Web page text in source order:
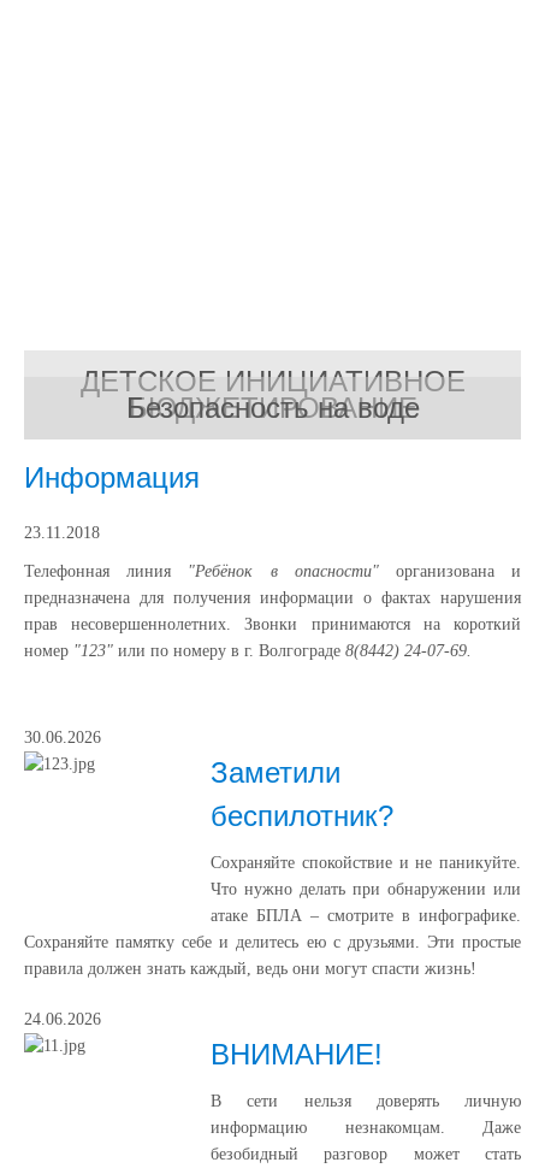
ДЕТСКОЕ ИНИЦИАТИВНОЕ
БЮДЖЕТИРОВАНИЕ
Безопасность на воде
Информация
23.11.2018
Телефонная линия "Ребёнок в опасности"организована и
предназначена для получения информации о фактах нарушения
прав несовершеннолетних. Звонки принимаются на короткий
номер "123" или по номеру в г. Волгограде 8(8442) 24-07-69.
30.06.2026
Заметили
беспилотник?
Сохраняйте спокойствие и не паникуйте.
Что нужно делать при обнаружении или
атаке БПЛА – смотрите в инфографике.
Сохраняйте памятку себе и делитесь ею с друзьями. Эти простые
правила должен знать каждый, ведь они могут спасти жизнь!
24.06.2026
ВНИМАНИЕ!
В сети нельзя доверять личную
информацию незнакомцам. Даже
безобидный разговор может стать